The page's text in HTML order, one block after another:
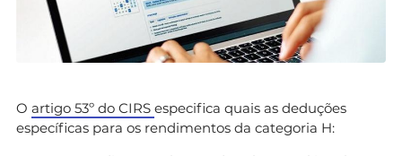
O artigo 53º do CIRS especifica quais as deduções
específicas para os rendimentos da categoria H: